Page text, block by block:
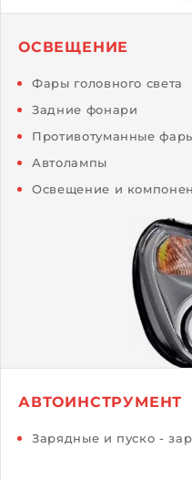
ОСВЕЩЕНИЕ
Фары головного света
Задние фонари
Противотуманные
Автолампы
Освещение и
АВТОИНСТРУМЕНТ
Зарядные и пуско -